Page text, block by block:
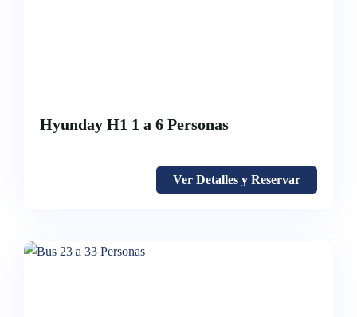
Hyunday H1 1 a 6 Personas
Ver Detalles y Reservar